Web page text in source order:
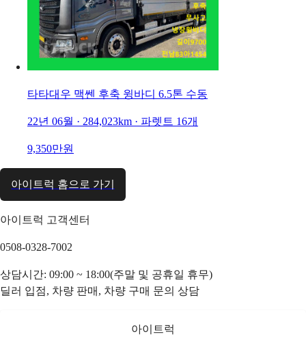
타타대우 맥쎈 후축 윙바디 6.5톤 수동
22년 06월 · 284,023km · 파렛트 16개
9,350만원
아이트럭 홈으로 가기
아이트럭 고객센터
0508-0328-7002
상담시간: 09:00 ~ 18:00(주말 및 공휴일 휴무)
딜러 입점, 차량 판매, 차량 구매 문의 상담
아이트럭